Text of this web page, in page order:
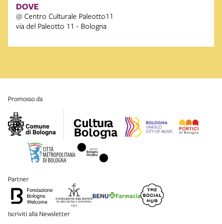
DOVE
@ Centro Culturale Paleotto11
via del Paleotto 11 - Bologna
promosso da
partner
Iscriviti alla Newsletter